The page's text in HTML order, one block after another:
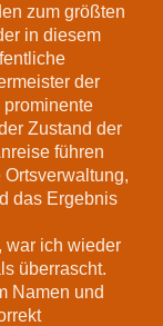
zum größten
in diesem
der
prominente
Zustand der
führen
das Ergebnis
war ich wieder
überrascht.
Namen und